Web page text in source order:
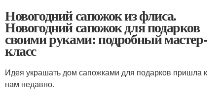
Новогодний сапожок из флиса.
Новогодний сапожок для подарков
своими руками: подробный мастер-
класс
Идея украшать дом сапожками для подарков пришла к
нам недавно.